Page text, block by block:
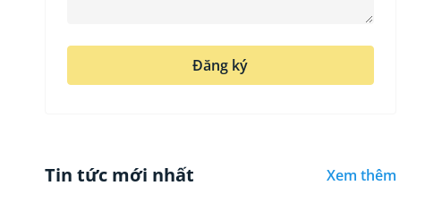
Đăng ký
Tin tức mới nhất Xem thêm